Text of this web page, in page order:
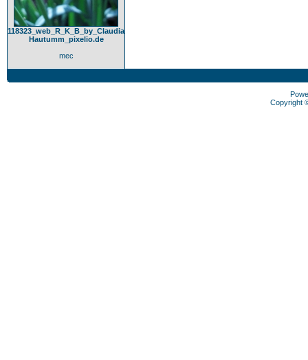
118323_web_R_K_B_by_Claudia
Hautumm_pixelio.de
mec
Copyright